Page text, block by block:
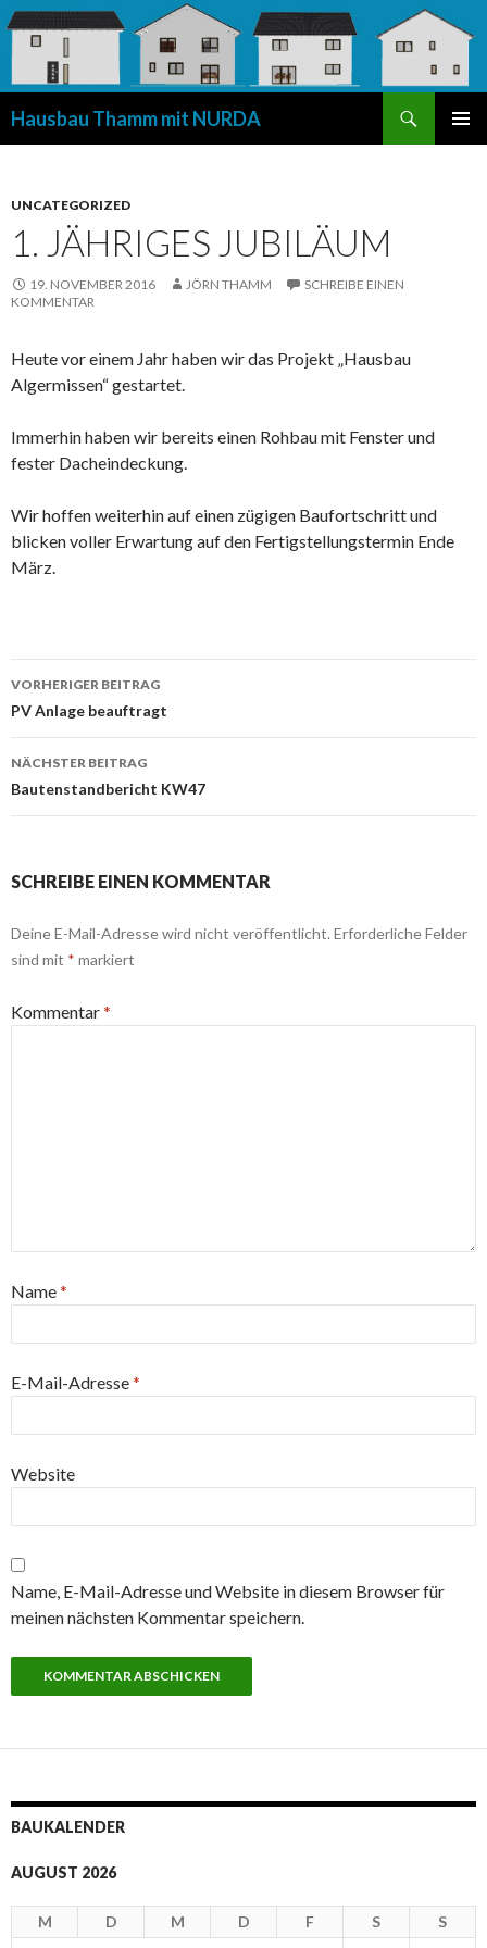
Hausbau Thamm mit NURDA
UNCATEGORIZED
1. JÄHRIGES JUBILÄUM
19. NOVEMBER 2016 JÖRN THAMM
SCHREIBE EINEN
KOMMENTAR
Heute vor einem Jahr haben wir das Projekt „Hausbau
Algermissen“ gestartet.
Immerhin haben wir bereits einen Rohbau mit Fenster und
fester Dacheindeckung.
Wir hoffen weiterhin auf einen zügigen Baufortschritt und
blicken voller Erwartung auf den Fertigstellungstermin Ende
März.
Beitrags-
Navigation
VORHERIGER BEITRAG
PV Anlage beauftragt
NÄCHSTER BEITRAG
Bautenstandbericht KW47
SCHREIBE EINEN KOMMENTAR
Deine E-Mail-Adresse wird nicht veröffentlicht. Erforderliche Felder
sind mit * markiert
Kommentar*
Name*
E-Mail-Adresse*
Website
Name, E-Mail-Adresse und Website in diesem Browser für
meinen nächsten Kommentar speichern.
BAUKALENDER
AUGUST 2026
M D M D F S
S